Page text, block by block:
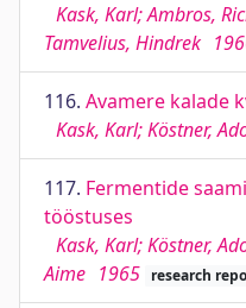
Kask, Karl; Ambros,
Tamvelius, Hindrek
116. Avamere kalade
Kask, Karl; Köstner,
117. Fermentide
tööstuses
Kask, Karl; Köstner,
Aime 1965 research